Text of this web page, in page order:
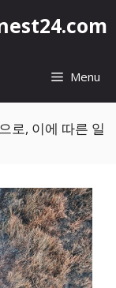
Menu
로, 이에 따른 일